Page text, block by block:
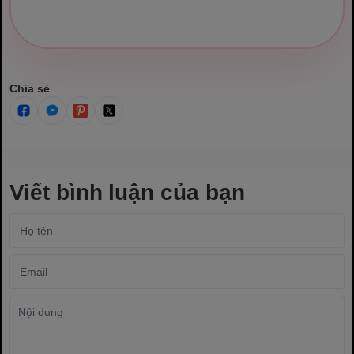
Chia sẻ
Viết bình luận của bạn